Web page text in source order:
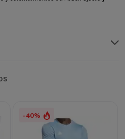
-40%